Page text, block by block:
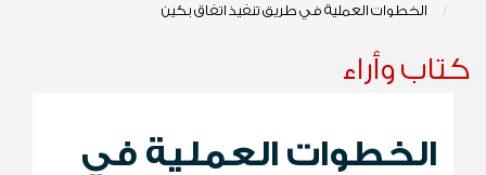
الخطوات العملية في طريق تنفيذ اتفاق بكين
كتاب وأراء
الخطوات العملية في